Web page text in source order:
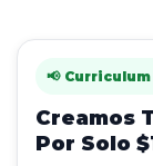
📢
Creamos
Por Solo